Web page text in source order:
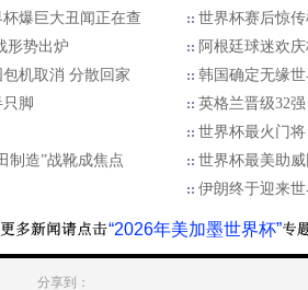
爆巨大丑闻正在查
世界杯赛后惊
形势出炉
阿根廷球迷欢
机取消 分散回家
韩国确定无缘
脚
英格兰晋级32
世界杯最火门
制造”战靴成焦点
世界杯最美助
伊朗终于迎来
“2026年美加墨世界杯”
分享到：